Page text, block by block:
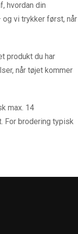
hvordan din
vi trykker først, når
produkt du har
når tøjet kommer
max. 14
For brodering typisk